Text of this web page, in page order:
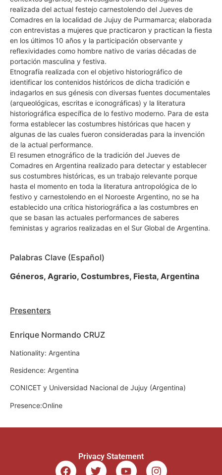
realizada del actual festejo carnestolendo del Jueves de
Comadres en la localidad de Jujuy de Purmamarca; elaborada
con entrevistas a mujeres que practicaron y practican la fiesta
en los últimos 10 años y la participación observante y
reflexividades como hombre nativo de varias décadas de
portación masculina y festiva.
Etnografía realizada con el objetivo historiográfico de
identificar los contenidos históricos de dicha tradición e
indagarlos en sus génesis con diversas fuentes documentales
(arqueológicas, escritas e iconográficas) y la literatura
historiográfica específica de lo festivo moderno. Para de esta
forma establecer las costumbres históricas que hacen y
algunas de las cuales fueron consideradas para la invención
de la actual performance.
El resumen etnográfico de la tradición del Jueves de
Comadres en Argentina realizado para detectar y establecer
sus costumbres históricas, es un trabajo relevante porque
hasta el momento en toda la literatura antropológica de lo
festivo y carnestolendo en el Noroeste Argentino, no se ha
establecido una crítica historiográfica a las costumbres en
que se basan las actuales performances de saberes
feministas y agrarios realizadas en el Sur Global de Argentina.
Palabras Clave (Español)
Géneros, Agrario, Costumbres, Fiesta, Argentina
Presenters
Enrique Normando CRUZ
Nationality: Argentina
Residence: Argentina
CONICET y Universidad Nacional de Jujuy (Argentina)
Presence:Online
Privacy Statement